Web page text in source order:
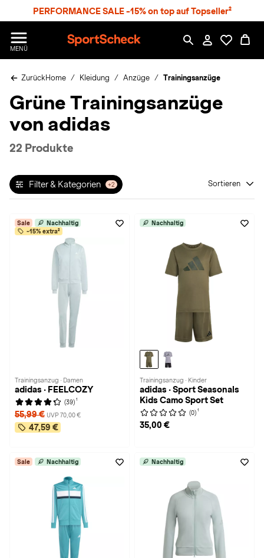
PERFORMANCE SALE -15% on top auf Topseller²
MENÜ
p
r
S
h
c
ZurückHome Kleidung Anzüge Trainingsanzüge
Grüne Trainingsanzüge
von adidas
22 Produkte
Filter & Kategorien +2 Sortieren
Sale
Nachhaltig
-15% extra²
Trainingsanzug · Damen
adidas · FEELCOZY
(39) 1
55,99 € UVP 70,00 €
47,59 €
Nachhaltig
Trainingsanzug · Kinder
adidas · Sport Seasonals
Kids Camo Sport Set
(0) 1
35,00 €
Sale Nachhaltig Nachhaltig